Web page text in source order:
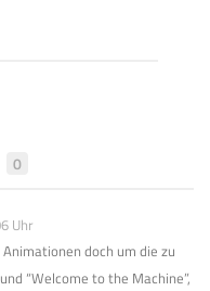
0
Uhr
doch um die zu
“Welcome to the Machine”,